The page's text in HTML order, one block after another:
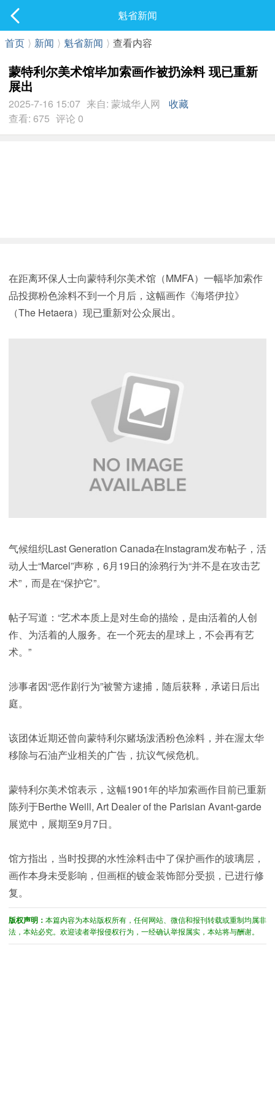
最新发表
魁省新闻
首页 ⟩ 新闻 ⟩ 魁省新闻 ⟩ 查看内容
蒙特利尔美术馆毕加索画作被扔涂料 现已重新
展出
2025-7-16 15:07 来自: 蒙城华人网
收藏
查看: 675 评论 0
在距离环保人士向蒙特利尔美术馆（MMFA）一幅毕加索作
品投掷粉色涂料不到一个月后，这幅画作《海塔伊拉》
（The Hetaera）现已重新对公众展出。
气候组织Last Generation Canada在Instagram发布帖子，活
动人士“Marcel”声称，6月19日的涂鸦行为“并不是在攻击艺
术”，而是在“保护它”。
帖子写道：“艺术本质上是对生命的描绘，是由活着的人创
作、为活着的人服务。在一个死去的星球上，不会再有艺
术。”
涉事者因“恶作剧行为”被警方逮捕，随后获释，承诺日后出
庭。
该团体近期还曾向蒙特利尔赌场泼洒粉色涂料，并在渥太华
移除与石油产业相关的广告，抗议气候危机。
蒙特利尔美术馆表示，这幅1901年的毕加索画作目前已重新
陈列于Berthe Weill, Art Dealer of the Parisian Avant-garde
展览中，展期至9月7日。
馆方指出，当时投掷的水性涂料击中了保护画作的玻璃层，
画作本身未受影响，但画框的镀金装饰部分受损，已进行修
复。
版权声明： 本篇内容为本站版权所有，任何网站、微信和报刊转载或重制均属非
法，本站必究。欢迎读者举报侵权行为，一经确认举报属实，本站将与酬谢。